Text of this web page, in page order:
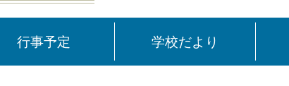
行事予定 学校だより